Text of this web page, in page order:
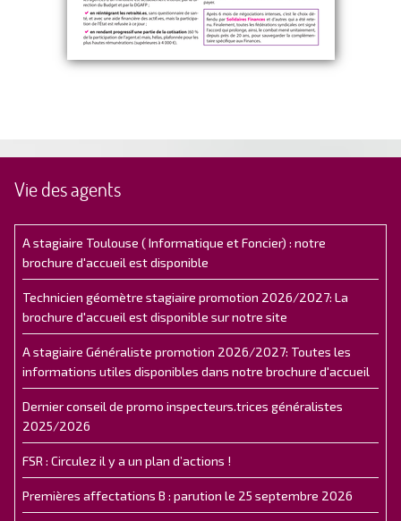
Vie des agents
A stagiaire Toulouse ( Informatique et Foncier) : notre
brochure d'accueil est disponible
Technicien géomètre stagiaire promotion 2026/2027: La
brochure d'accueil est disponible sur notre site
A stagiaire Généraliste promotion 2026/2027: Toutes les
informations utiles disponibles dans notre brochure d'accueil
Dernier conseil de promo inspecteurs.trices généralistes
2025/2026
FSR : Circulez il y a un plan d’actions !
Premières affectations B : parution le 25 septembre 2026